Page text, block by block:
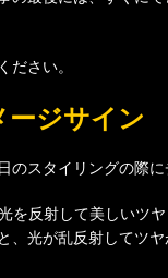
さい。
ージサイン
スタイリングの際に
を反射して美しいツ
、光が乱反射してツ